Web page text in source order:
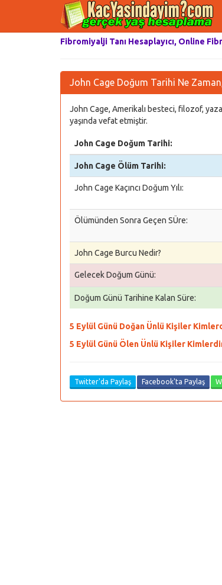
Fibromiyalji Tanı Hesaplayıcı, Online
John Cage Doğum Tarihi Ne
John Cage, Amerikalı besteci, filozof,
yaşında vefat etmiştir.
John Cage Doğum Tarihi:
John Cage Ölüm Tarihi:
John Cage Kaçıncı Doğum Yılı:
Ölümünden Sonra Geçen SÜre:
John Cage Burcu Nedir?
Gelecek Doğum Günü:
Doğum Günü Tarihine Kalan Süre:
5 Eylül Günü Doğan Ünlü Kişiler
5 Eylül Günü Ölen Ünlü Kişiler
Twitter'da Paylaş Facebook'ta Paylaş